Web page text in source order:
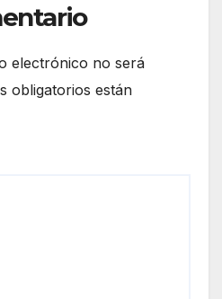
electrónico no será
obligatorios están